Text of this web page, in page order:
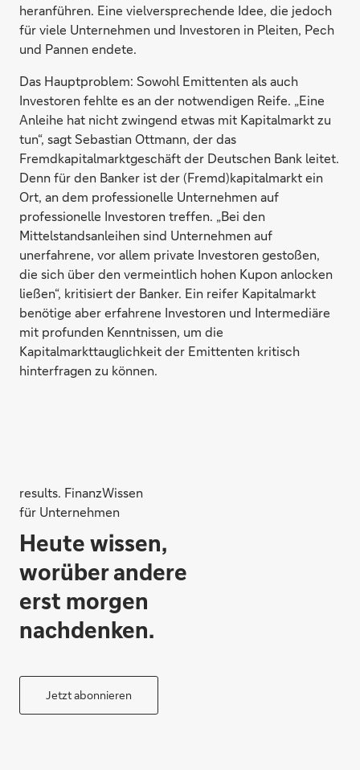
heranführen. Eine vielversprechende Idee, die jedoch
für viele Unternehmen und Investoren in Pleiten, Pech
und Pannen endete.
Das Hauptproblem: Sowohl Emittenten als auch
Investoren fehlte es an der notwendigen Reife. „Eine
Anleihe hat nicht zwingend etwas mit Kapitalmarkt zu
tun“, sagt Sebastian Ottmann, der das
Fremdkapitalmarktgeschäft der Deutschen Bank leitet.
Denn für den Banker ist der (Fremd)kapitalmarkt ein
Ort, an dem professionelle Unternehmen auf
professionelle Investoren treffen. „Bei den
Mittelstandsanleihen sind Unternehmen auf
unerfahrene, vor allem private Investoren gestoßen,
die sich über den vermeintlich hohen Kupon anlocken
ließen“, kritisiert der Banker. Ein reifer Kapitalmarkt
benötige aber erfahrene Investoren und Intermediäre
mit profunden Kenntnissen, um die
Kapitalmarkttauglichkeit der Emittenten kritisch
hinterfragen zu können.
results. FinanzWissen
für Unternehmen
Heute wissen,
worüber andere
erst morgen
nachdenken.
Jetzt abonnieren